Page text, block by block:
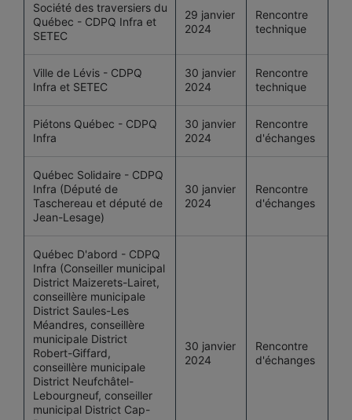
Société des traversiers du
Québec - CDPQ Infra et
SETEC
29 janvier
2024
Rencontre
technique
Ville de Lévis - CDPQ
Infra et SETEC
30 janvier
2024
Rencontre
technique
Piétons Québec - CDPQ
Infra
30 janvier
2024
Rencontre
d'échanges
Québec Solidaire - CDPQ
Infra (Député de
Taschereau et député de
Jean-Lesage)
30 janvier
2024
Rencontre
d'échanges
Québec D'abord - CDPQ
Infra (Conseiller municipal
District Maizerets-Lairet,
conseillère municipale
District Saules-Les
Méandres, conseillère
municipale District
Robert-Giffard,
conseillère municipale
District Neufchâtel-
Lebourgneuf, conseiller
municipal District Cap-
30 janvier
2024
Rencontre
d'échanges